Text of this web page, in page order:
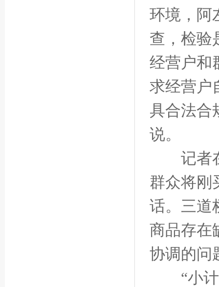
环境，阿
查，检验
经营户和
求经营户
具合法合
说。
记者在
群众将刚
话。三道
商品存在
协调的问
“小计